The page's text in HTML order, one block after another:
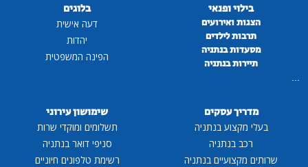
בילוי ופנאי
הצגות ואירועים
תרבות לילדים
מסעדות בנתניה
תיירות בנתניה
בלוגים
דעה אישית
יהדות
הפינה המשפטית
מדריך עסקים
בעלי מקצוע בנתניה
רכב בנתניה
שרותים מקצועיים בנתניה
שימושון עירוני
תשלומים ומוקדי שרות
סניפי דואר בנתניה
רשימת טלפונים חיוניים